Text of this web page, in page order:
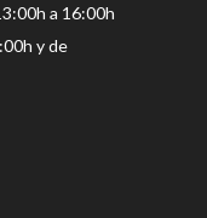
a 16:00h
y de